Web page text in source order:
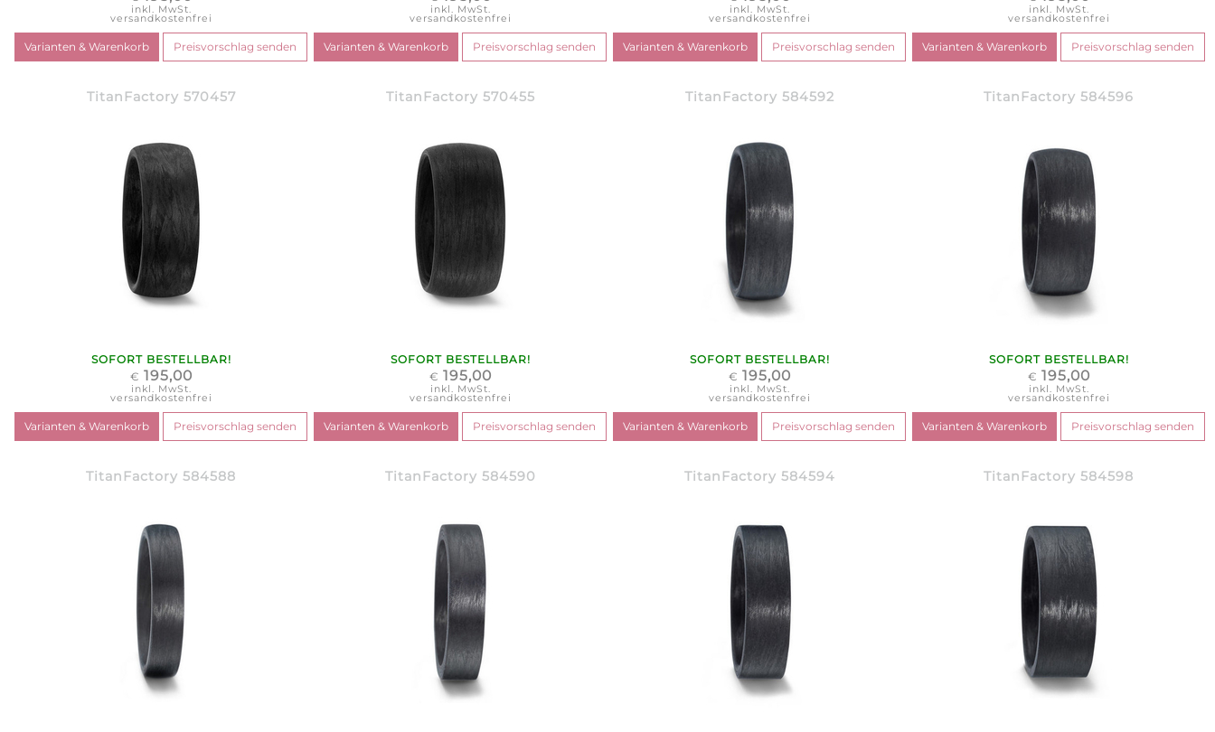
inkl. MwSt.
versandkostenfrei
inkl. MwSt.
versandkostenfrei
inkl. MwSt.
versandkostenfrei
inkl. MwSt.
versandkostenfrei
TitanFactory 570457
SOFORT BESTELLBAR!
€ 195,00
inkl. MwSt.
versandkostenfrei
TitanFactory 570455
SOFORT BESTELLBAR!
€ 195,00
inkl. MwSt.
versandkostenfrei
TitanFactory 584592
SOFORT BESTELLBAR!
€ 195,00
inkl. MwSt.
versandkostenfrei
TitanFactory 584596
SOFORT BESTELLBAR!
€ 195,00
inkl. MwSt.
versandkostenfrei
TitanFactory 584588 TitanFactory 584590 TitanFactory 584594 TitanFactory 584598